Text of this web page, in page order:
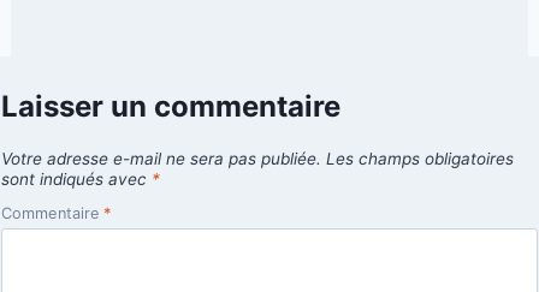
Laisser un commentaire
Votre adresse e-mail ne sera pas publiée. Les champs obligatoires
sont indiqués avec *
Commentaire *